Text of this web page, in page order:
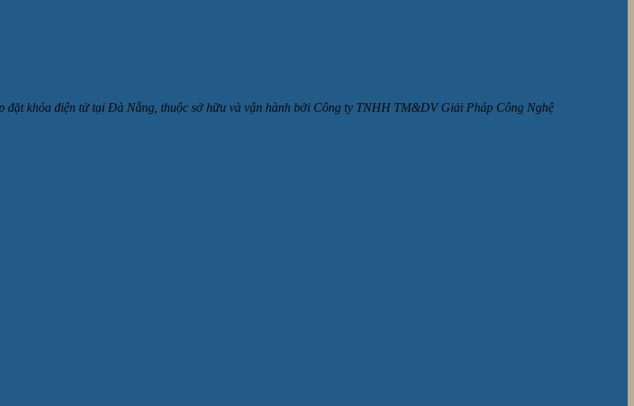
đặt khóa điện tử tại Đà Nẵng, thuộc sở hữu và vận hành bởi Công ty TNHH TM&DV Giải Pháp Công Nghệ